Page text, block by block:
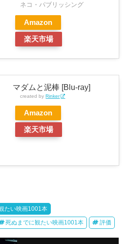
ネコ・パブリッシング
Amazon
楽天市場
マダムと泥棒 [Blu-ray]
created byRinker
Amazon
楽天市場
たい映画1001本
死ぬまでに観たい映画1001本 評価